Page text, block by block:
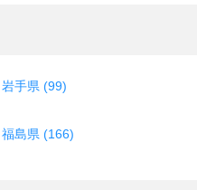
岩手県 (99)
福島県 (166)